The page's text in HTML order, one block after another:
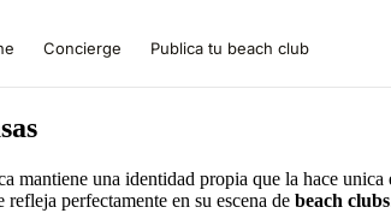
Concierge Publica tu beach club
mantiene una identidad propia que la hace
perfectamente en su escena de beach clubs